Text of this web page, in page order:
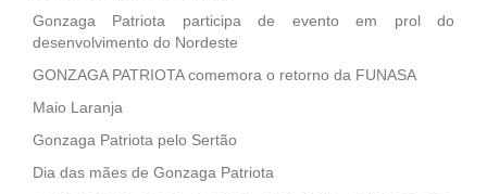
Gonzaga Patriota participa de evento em prol do
desenvolvimento do Nordeste
GONZAGA PATRIOTA comemora o retorno da FUNASA
Maio Laranja
Gonzaga Patriota pelo Sertão
Dia das mães de Gonzaga Patriota